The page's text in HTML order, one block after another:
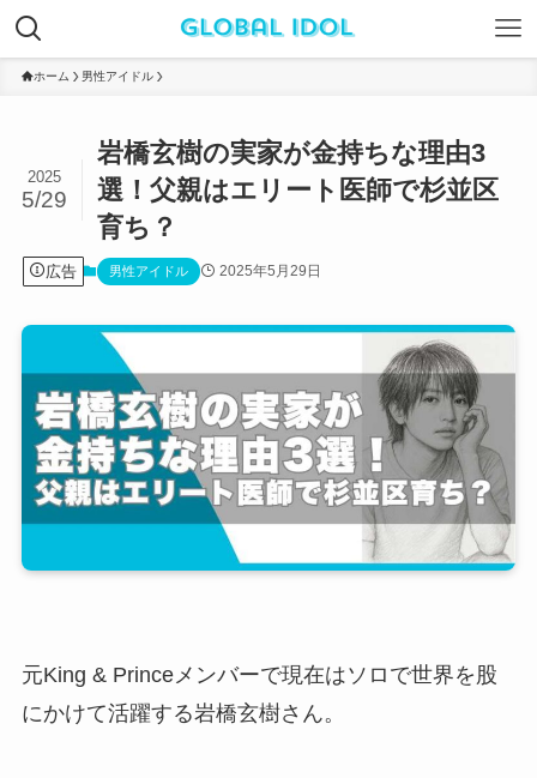
ホーム 男性アイドル
岩橋玄樹の実家が金持ちな理由3
選！父親はエリート医師で杉並区
育ち？
2025
5/29
広告 男性アイドル 2025年5月29日
元King & Princeメンバーで現在はソロで世界を股
にかけて活躍する岩橋玄樹さん。